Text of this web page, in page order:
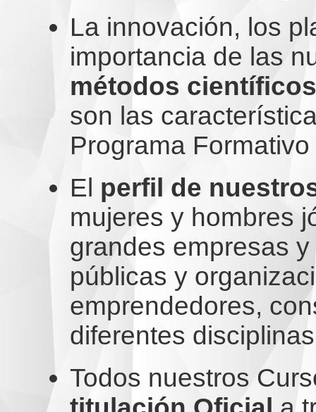
La innovación, los
importancia de las
métodos
son las
Programa
El perfil de
mujeres y hombres
grandes empresas
públicas y
emprendedores,
diferentes
Todos nuestros